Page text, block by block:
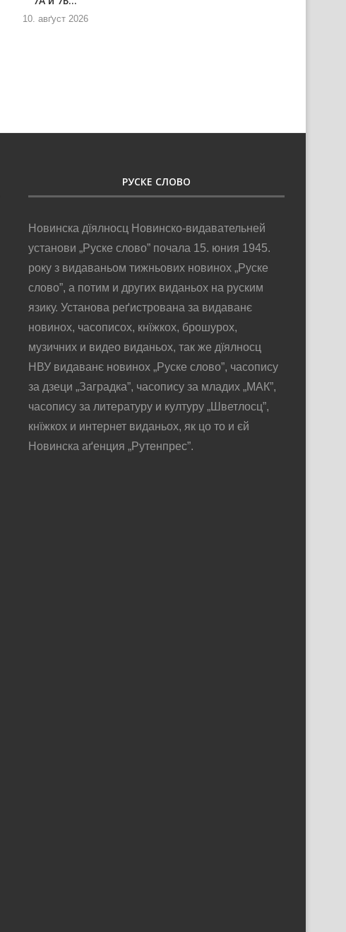
10. авґуст 2026
РУСКЕ СЛОВО
Новинска дїялносц Новинско-видавательней
установи „Руске слово” почала 15. юния 1945.
року з видаваньом тижньових новинох „Руске
слово”, а потим и других виданьох на руским
язику. Установа реґистрована за видаванє
новинох, часописох, кнїжкох, брошурох,
музичних и видео виданьох, так же дїялносц
НВУ видаванє новинох „Руске слово”, часопису
за дзеци „Заградка”, часопису за младих „МАК”,
часопису за литературу и културу „Шветлосц”,
кнїжкох и интернет виданьох, як цо то и єй
Новинска аґенция „Рутенпрес”.